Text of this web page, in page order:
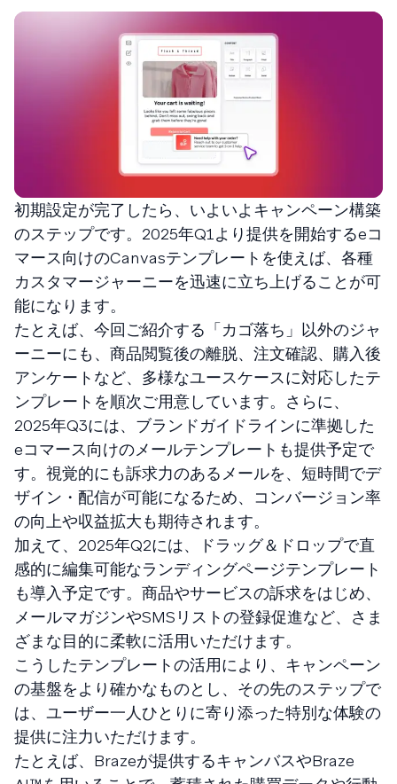
初期設定が完了したら、いよいよキャンペーン構築
のステップです。2025年Q1より提供を開始するeコ
マース向けのCanvasテンプレートを使えば、各種
カスタマージャーニーを迅速に立ち上げることが可
能になります。
たとえば、今回ご紹介する「カゴ落ち」以外のジャ
ーニーにも、商品閲覧後の離脱、注文確認、購入後
アンケートなど、多様なユースケースに対応したテ
ンプレートを順次ご用意しています。さらに、
2025年Q3には、ブランドガイドラインに準拠した
eコマース向けのメールテンプレートも提供予定で
す。視覚的にも訴求力のあるメールを、短時間でデ
ザイン・配信が可能になるため、コンバージョン率
の向上や収益拡大も期待されます。
加えて、2025年Q2には、ドラッグ＆ドロップで直
感的に編集可能なランディングページテンプレート
も導入予定です。商品やサービスの訴求をはじめ、
メールマガジンやSMSリストの登録促進など、さま
ざまな目的に柔軟に活用いただけます。
こうしたテンプレートの活用により、キャンペーン
の基盤をより確かなものとし、その先のステップで
は、ユーザー一人ひとりに寄り添った特別な体験の
提供に注力いただけます。
たとえば、Brazeが提供するキャンバスやBraze